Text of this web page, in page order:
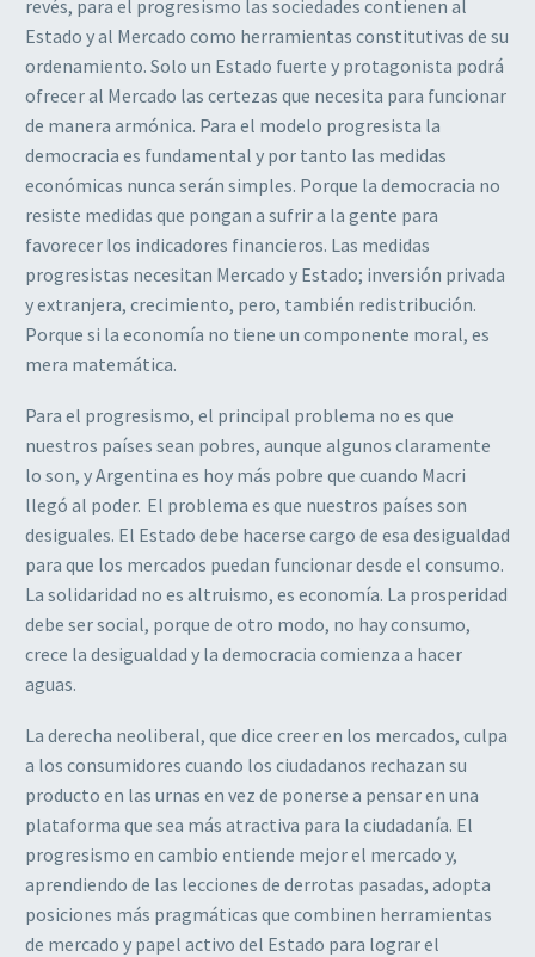
revés, para el progresismo las sociedades contienen al
Estado y al Mercado como herramientas constitutivas de su
ordenamiento. Solo un Estado fuerte y protagonista podrá
ofrecer al Mercado las certezas que necesita para funcionar
de manera armónica. Para el modelo progresista la
democracia es fundamental y por tanto las medidas
económicas nunca serán simples. Porque la democracia no
resiste medidas que pongan a sufrir a la gente para
favorecer los indicadores financieros. Las medidas
progresistas necesitan Mercado y Estado; inversión privada
y extranjera, crecimiento, pero, también redistribución.
Porque si la economía no tiene un componente moral, es
mera matemática.
Para el progresismo, el principal problema no es que
nuestros países sean pobres, aunque algunos claramente
lo son, y Argentina es hoy más pobre que cuando Macri
llegó al poder. El problema es que nuestros países son
desiguales. El Estado debe hacerse cargo de esa desigualdad
para que los mercados puedan funcionar desde el consumo.
La solidaridad no es altruismo, es economía. La prosperidad
debe ser social, porque de otro modo, no hay consumo,
crece la desigualdad y la democracia comienza a hacer
aguas.
La derecha neoliberal, que dice creer en los mercados, culpa
a los consumidores cuando los ciudadanos rechazan su
producto en las urnas en vez de ponerse a pensar en una
plataforma que sea más atractiva para la ciudadanía. El
progresismo en cambio entiende mejor el mercado y,
aprendiendo de las lecciones de derrotas pasadas, adopta
posiciones más pragmáticas que combinen herramientas
de mercado y papel activo del Estado para lograr el